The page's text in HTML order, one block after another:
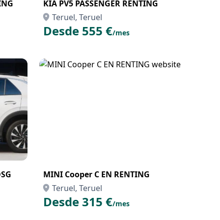
KIA PV5 PASSENGER RENTING
Teruel, Teruel
Desde 555 €/mes
MINI Cooper C EN RENTING
Teruel, Teruel
Desde 315 €/mes